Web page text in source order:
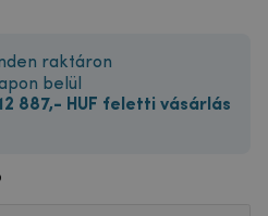
raktáron
belül
12 887,- HUF feletti vásárlás